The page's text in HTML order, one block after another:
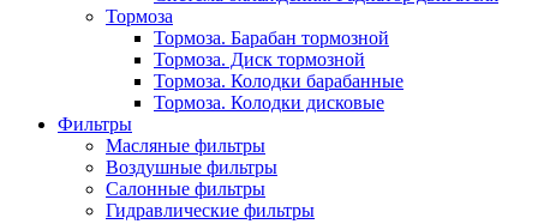
Тормоза
Тормоза. Барабан тормозной
Тормоза. Диск тормозной
Тормоза. Колодки барабанные
Тормоза. Колодки дисковые
Фильтры
Масляные фильтры
Воздушные фильтры
Салонные фильтры
Гидравлические фильтры